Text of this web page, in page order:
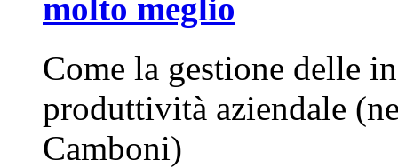
molto meglio
Come la gestione delle
produttività aziendale
Camboni)